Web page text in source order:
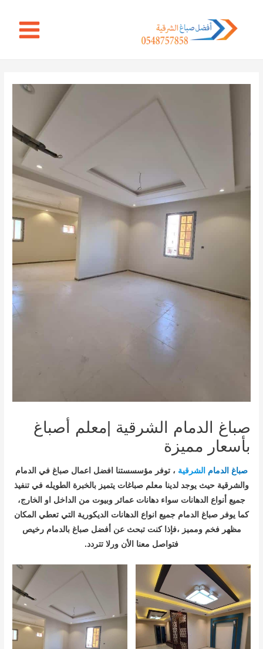
Menu
صباغ الدمام الشرقية |معلم أصباغ
بأسعار مميزة
صباغ الدمام الشرقية ، توفر مؤسسستنا افضل اعمال صباغ في الدمام
والشرقية حيث يوجد لدينا معلم صباغات يتميز بالخبرة الطويله في تنفيذ
جميع أنواع الدهانات سواء دهانات عمائر وبيوت من الداخل او الخارج،
كما يوفر صباغ الدمام جميع انواع الدهانات الديكورية التي تعطي المكان
مظهر فخم ومميز ،فإذا كنت تبحث عن أفضل صباغ بالدمام رخيص
فتواصل معنا الأن ورلا تتردد.